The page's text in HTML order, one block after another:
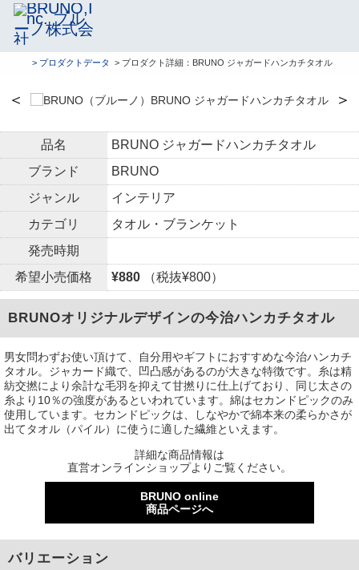
> プロダクトデータ > プロダクト詳細：BRUNO ジャガードハンカチタオル
＜ ＞
品名
BRUNO ジャガードハンカチタオル
ブランド
BRUNO
ジャンル
インテリア
カテゴリ
タオル・ブランケット
発売時期
希望小売価格
¥880 （税抜¥800）
BRUNOオリジナルデザインの今治ハンカチタオル
男女問わずお使い頂けて、自分用やギフトにおすすめな今治ハンカチ
タオル。ジャカード織で、凹凸感があるのが大きな特徴です。糸は精
紡交撚により余計な毛羽を抑えて甘撚りに仕上げており、同じ太さの
糸より10％の強度があるといわれています。綿はセカンドピックのみ
使用しています。セカンドピックは、しなやかで綿本来の柔らかさが
出てタオル（パイル）に使うに適した繊維といえます。
詳細な商品情報は
直営オンラインショップよりご覧ください。
BRUNO online
商品ページへ
バリエーション